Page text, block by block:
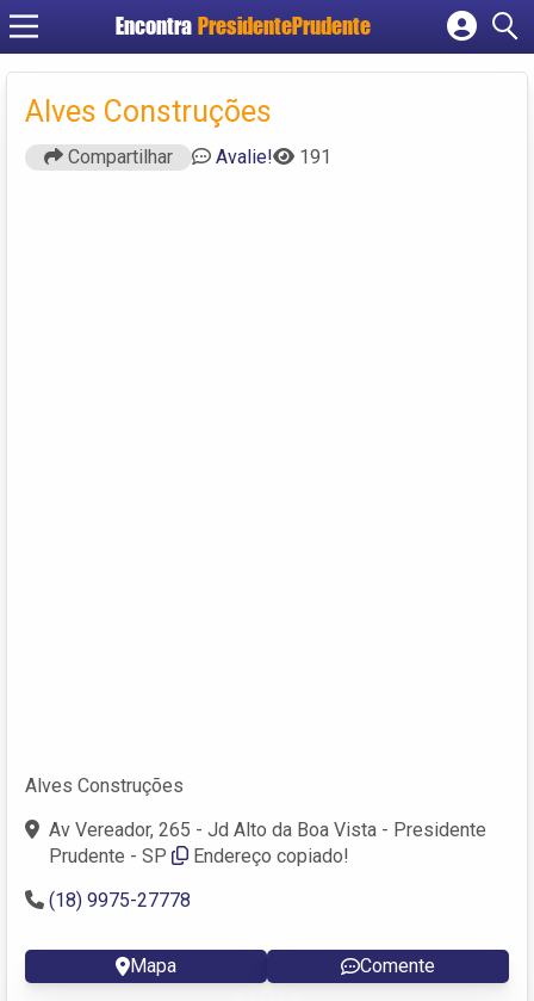
Encontra PresidentePrudente
Cadastrar empresa
Criar conta
Alves Construções
Compartilhar Avalie! 191
Alves Construções
Av Vereador, 265 - Jd Alto da Boa Vista - Presidente
Prudente - SP
Endereço copiado!
(18) 9975-27778
Mapa Comente